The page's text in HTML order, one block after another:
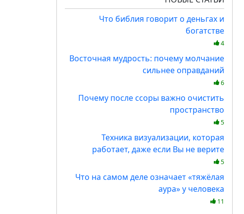
Что библия говорит о деньгах и
богатстве
4
Восточная мудрость: почему молчание
сильнее оправданий
6
Почему после ссоры важно очистить
пространство
5
Техника визуализации, которая
работает, даже если Вы не верите
5
Что на самом деле означает «тяжёлая
аура» у человека
11